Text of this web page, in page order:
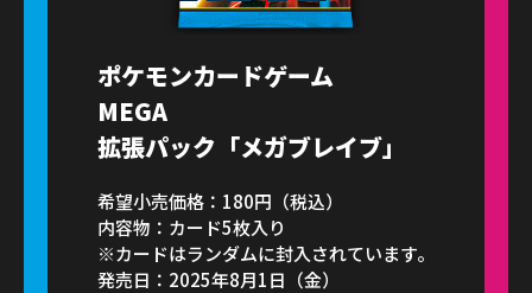
ポケモンカードゲーム
MEGA
拡張パック「メガブレイブ」
希望小売価格：180円（税込）
内容物：カード5枚入り
※カードはランダムに封入されています。
発売日：2025年8月1日（金）